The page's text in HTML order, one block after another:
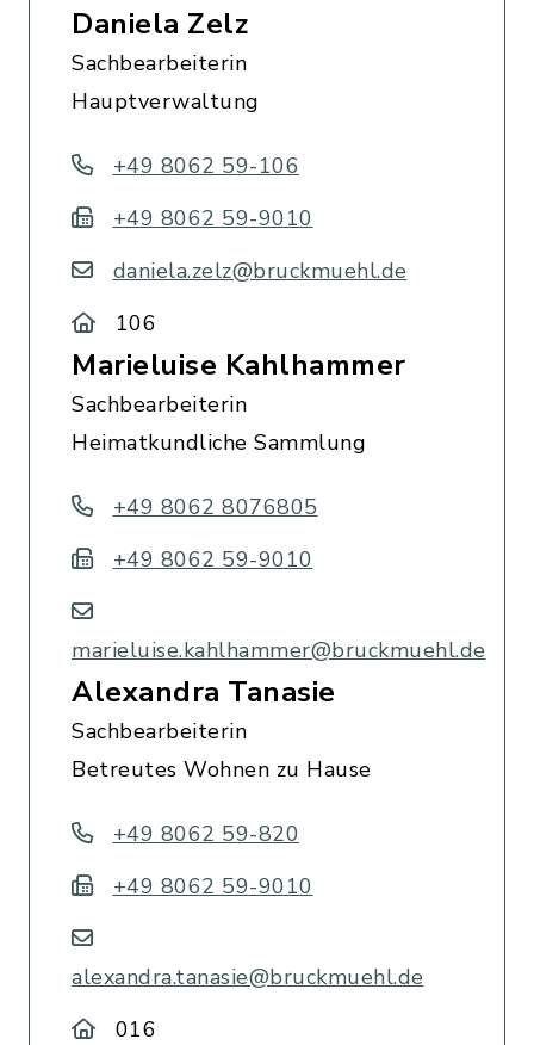
Daniela Zelz
Sachbearbeiterin
Hauptverwaltung
+49 8062 59-106
+49 8062 59-9010
daniela.zelz@bruckmuehl.de
106
Marieluise Kahlhammer
Sachbearbeiterin
Heimatkundliche Sammlung
+49 8062 8076805
+49 8062 59-9010
marieluise.kahlhammer@bruckmuehl.de
Alexandra Tanasie
Sachbearbeiterin
Betreutes Wohnen zu Hause
+49 8062 59-820
+49 8062 59-9010
alexandra.tanasie@bruckmuehl.de
016